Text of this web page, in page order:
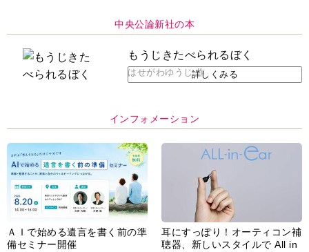
もうじきたべられるぼく
はせがわゆうじ 作
インフォメーション
ＡＩで始める遺言を書く前の準
備セミナー開催
耳にすっぽり！オーティコン補
聴器、新しいスタイルで All in
Ear の「オーティコン ジー
ル」を発売